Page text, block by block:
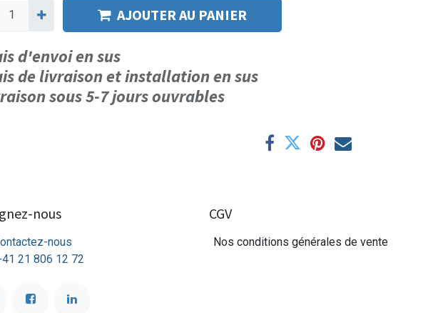
AJOUTER AU PANIER
d'envoi en sus
de livraison et installation en sus
sous 5-7 jours ouvrables
nous
nous
21 806 12 72
CGV
Nos conditions générales de vente